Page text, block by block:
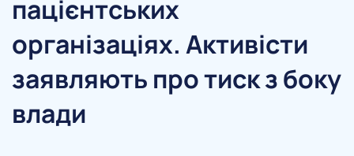
пацієнтських
організаціях. Активісти
заявляють про тиск з боку
влади